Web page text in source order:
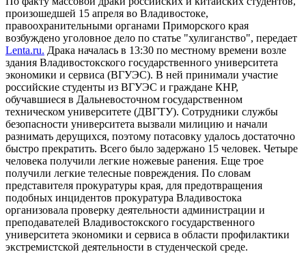
произошедшей 15 апреля во Владивостоке,
правоохранительными органами Приморского края
возбуждено уголовное дело по статье "хулиганство", передает
Lenta.ru. Драка началась в 13:30 по местному времени возле
здания Владивостокского государственного университета
экономики и сервиса (ВГУЭС). В ней принимали участие
российские студенты из ВГУЭС и граждане КНР,
обучавшиеся в Дальневосточном государственном
техническом университете (ДВГТУ). Сотрудники службы
безопасности университета вызвали милицию и начали
разнимать дерущихся, поэтому потасовку удалось достаточно
быстро прекратить. Всего было задержано 15 человек. Четыре
человека получили легкие ножевые ранения. Еще трое
получили легкие телесные повреждения. По словам
представителя прокуратуры края, для предотвращения
подобных инцидентов прокуратура Владивостока
организовала проверку деятельности администрации и
преподавателей Владивостокского государственного
университета экономики и сервиса в области профилактики
экстремистской деятельности в студенческой среде.